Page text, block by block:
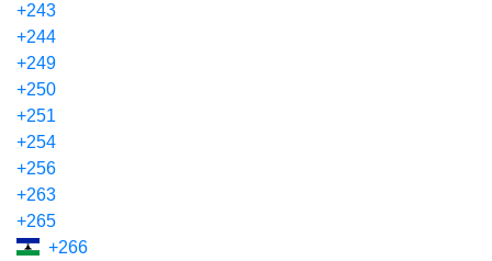
+243
+244
+249
+250
+251
+254
+256
+263
+265
+266